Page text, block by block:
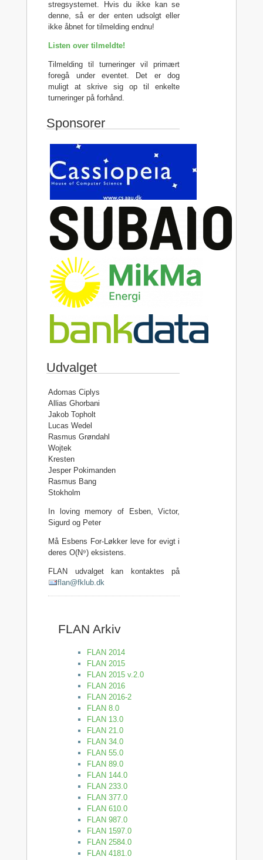
stregsystemet. Hvis du ikke kan se
denne, så er der enten udsolgt eller
ikke åbnet for tilmelding endnu!
Listen over tilmeldte!
Tilmelding til turneringer vil primært
foregå under eventet. Det er dog
muligt at skrive sig op til enkelte
turneringer på forhånd.
Sponsorer
Udvalget
Adomas Ciplys
Allias Ghorbani
Jakob Topholt
Lucas Wedel
Rasmus Grøndahl
Wojtek
Kresten
Jesper Pokimanden
Rasmus Bang
Stokholm
In loving memory of Esben, Victor,
Sigurd og Peter
Må Esbens For-Løkker leve for evigt i
deres O(N⁹) eksistens.
FLAN udvalget kan kontaktes på
flan@fklub.dk
FLAN Arkiv
FLAN 2014
FLAN 2015
FLAN 2015 v.2.0
FLAN 2016
FLAN 2016-2
FLAN 8.0
FLAN 13.0
FLAN 21.0
FLAN 34.0
FLAN 55.0
FLAN 89.0
FLAN 144.0
FLAN 233.0
FLAN 377.0
FLAN 610.0
FLAN 987.0
FLAN 1597.0
FLAN 2584.0
FLAN 4181.0